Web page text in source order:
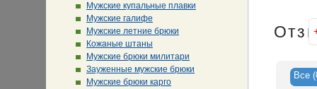
Мужские купальные плавки
Мужские галифе
Мужские летние брюки
Кожаные штаны
Мужские брюки милитари
Зауженные мужские брюки
Мужские брюки карго
Все